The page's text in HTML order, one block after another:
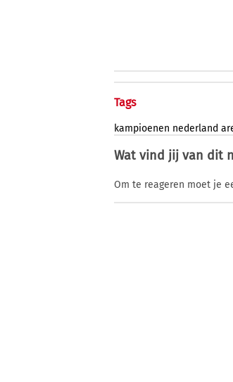
Tags
kampioenen nederland
Wat vind jij van dit
Om te reageren moet je